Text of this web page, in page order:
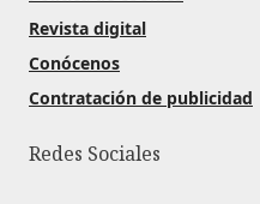
Revista digital
Conócenos
Contratación de publicidad
Redes Sociales